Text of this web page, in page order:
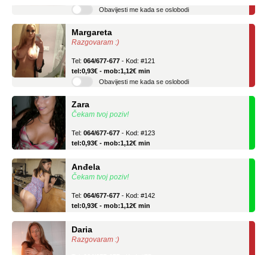
Razgovaram :)
tel:0,93€ - mob:1,12€ min
Obavijesti me kada se oslobodi
Čekam tvoj poziv!
tel:0,93€ - mob:1,12€ min
Čekam tvoj poziv!
tel:0,93€ - mob:1,12€ min
Razgovaram :)